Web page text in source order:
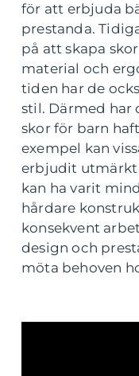
för att erbjuda
prestanda.
på att skapa
material och
tiden har de
stil. Därmed har
skor för barn
exempel kan
erbjudit utmärkt
kan ha varit
hårdare
konsekvent
design och
möta behoven